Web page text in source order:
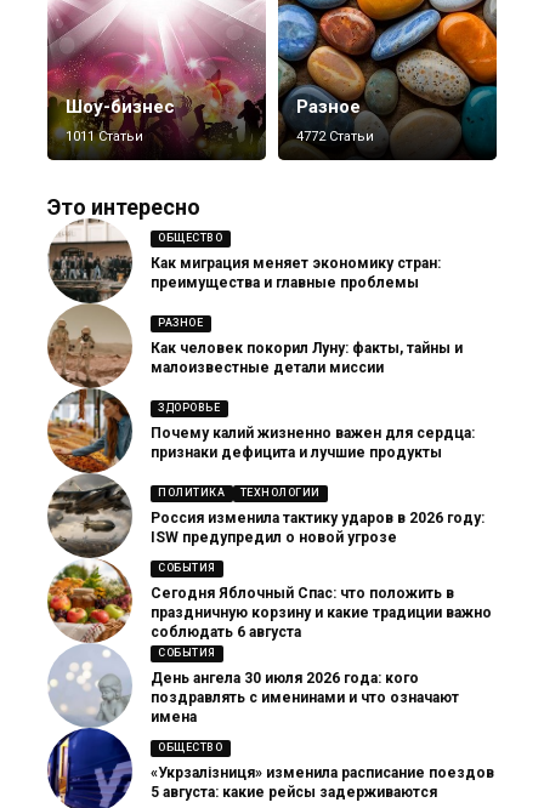
Шоу-бизнес
1011 Статьи
Разное
4772 Статьи
Это интересно
ОБЩЕСТВО
Как миграция меняет экономику стран:
преимущества и главные проблемы
РАЗНОЕ
Как человек покорил Луну: факты, тайны и
малоизвестные детали миссии
ЗДОРОВЬЕ
Почему калий жизненно важен для сердца:
признаки дефицита и лучшие продукты
ПОЛИТИКА ТЕХНОЛОГИИ
Россия изменила тактику ударов в 2026 году:
ISW предупредил о новой угрозе
СОБЫТИЯ
Сегодня Яблочный Спас: что положить в
праздничную корзину и какие традиции важно
соблюдать 6 августа
СОБЫТИЯ
День ангела 30 июля 2026 года: кого
поздравлять с именинами и что означают
имена
ОБЩЕСТВО
«Укрзалізниця» изменила расписание поездов
5 августа: какие рейсы задерживаются